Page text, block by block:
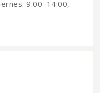
9:00–14:00,